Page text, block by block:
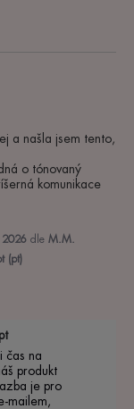
a našla jsem tento,
o tónovaný
komunikace
dle M.M.
(pt)
čas na
produkt
je pro
mailem,